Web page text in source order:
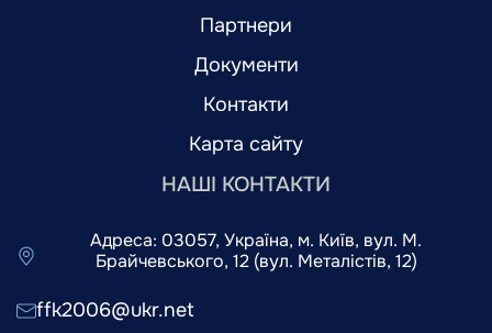
Партнери
Документи
Контакти
Карта сайту
НАШІ КОНТАКТИ
Адреса: 03057, Україна, м. Київ, вул. М.
Брайчевського, 12 (вул. Металістів, 12)
ffk2006@ukr.net